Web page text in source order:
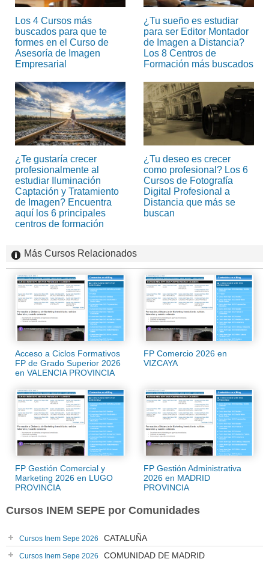
Los 4 Cursos más
buscados para que te
formes en el Curso de
Asesoría de Imagen
Empresarial
¿Tu sueño es estudiar
para ser Editor Montador
de Imagen a Distancia?
Los 8 Centros de
Formación más buscados
¿Te gustaría crecer
profesionalmente al
estudiar Iluminación
Captación y Tratamiento
de Imagen? Encuentra
aquí los 6 principales
centros de formación
¿Tu deseo es crecer
como profesional? Los 6
Cursos de Fotografía
Digital Profesional a
Distancia que más se
buscan
Más Cursos Relacionados
Acceso a Ciclos Formativos
FP de Grado Superior 2026
en VALENCIA PROVINCIA
FP Comercio 2026 en
VIZCAYA
FP Gestión Comercial y
Marketing 2026 en LUGO
PROVINCIA
FP Gestión Administrativa
2026 en MADRID
PROVINCIA
Cursos INEM SEPE por Comunidades
Cursos Inem Sepe 2026 CATALUÑA
Cursos Inem Sepe 2026 COMUNIDAD DE MADRID